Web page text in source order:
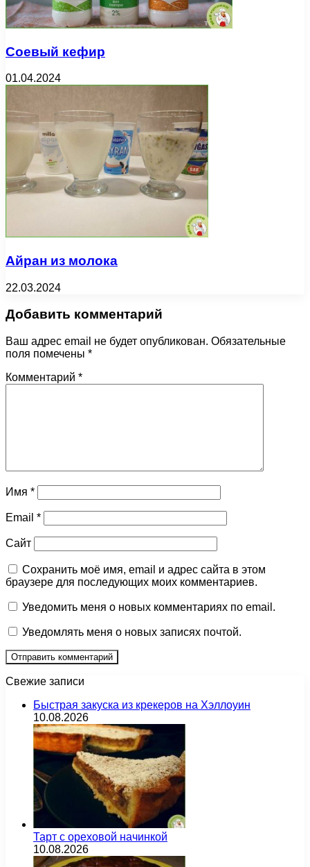
Соевый кефир
01.04.2024
Айран из молока
22.03.2024
Добавить комментарий
Ваш адрес email не будет опубликован. Обязательные
поля помечены *
Комментарий *
Имя *
Email *
Сайт
Сохранить моё имя, email и адрес сайта в этом
браузере для последующих моих комментариев.
Уведомить меня о новых комментариях по email.
Уведомлять меня о новых записях почтой.
Свежие записи
Быстрая закуска из крекеров на Хэллоуин
10.08.2026
Тарт с ореховой начинкой
10.08.2026